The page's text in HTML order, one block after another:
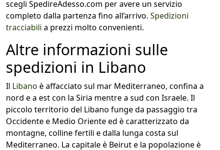
scegli SpedireAdesso.com per avere un servizio
completo dalla partenza fino all’arrivo. Spedizioni
tracciabili a prezzi molto convenienti.
Altre informazioni sulle
spedizioni in Libano
Il Libano è affacciato sul mar Mediterraneo, confina a
nord e a est con la Siria mentre a sud con Israele. Il
piccolo territorio del Libano funge da passaggio tra
Occidente e Medio Oriente ed è caratterizzato da
montagne, colline fertili e dalla lunga costa sul
Mediterraneo. La capitale è Beirut e la popolazione è